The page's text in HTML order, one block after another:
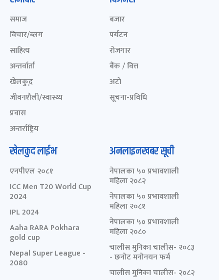
समाज
विचार/ब्लग
साहित्य
अन्तर्वार्ता
खेलकुद़़
जीवनशैली/स्वास्थ्य
प्रवास
अन्तर्राष्ट्रिय
बजार
पर्यटन
रोजगार
बैंक / वित्त
अटो
सूचना-प्रविधि
खेलकुद लाईभ
एनपीएल २०८१
ICC Men T20 World Cup
2024
IPL 2024
Aaha RARA Pokhara
gold cup
Nepal Super League -
2080
अनलाइनखबर सूची
नेपालका ५० प्रभावशाली
महिला २०८२
नेपालका ५० प्रभावशाली
महिला २०८१
नेपालका ५० प्रभावशाली
महिला २०८०
चालीस मुनिका चालीस- २०८३
- छनोट मनोनयन फर्म
चालीस मुनिका चालीस- २०८२